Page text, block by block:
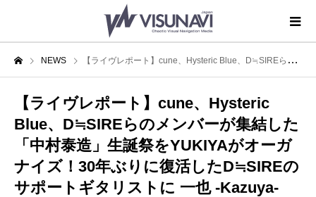
NEWS 【ライヴレポート】cune、Hysteric Blue、D≒SIREらのメンバーが集結した「中村泰造」生誕祭をYUKIYAがオーガナイズ！30年ぶりに復活したD≒SIREのサポートギタリストに 一也 -Kazuya-（HOLLOWGRAM）決定！
【ライヴレポート】cune、Hysteric
Blue、D≒SIREらのメンバーが集結した
「中村泰造」生誕祭をYUKIYAがオーガ
ナイズ！30年ぶりに復活したD≒SIREの
サポートギタリストに 一也 -Kazuya-